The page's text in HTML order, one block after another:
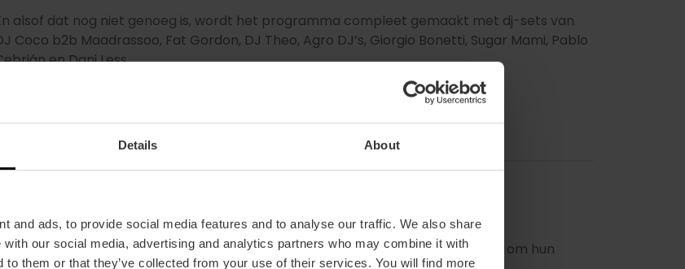
Details About
and ads, to provide social media features and to analyse our traffic. We also share
our social media, advertising and analytics partners who may combine it with
to them or that they’ve collected from your use of their services. You will find more
alsof dat nog niet genoeg is, wordt het programma compleet gemaakt met dj-sets van
Coco b2b Maadrassoo, Fat Gordon, DJ Theo, Agro DJ’s, Giorgio Bonetti, Sugar Mami, Pablo
en Dani Less.
gerenommeerde chef-koks uit de stad València geven je de kans om hun